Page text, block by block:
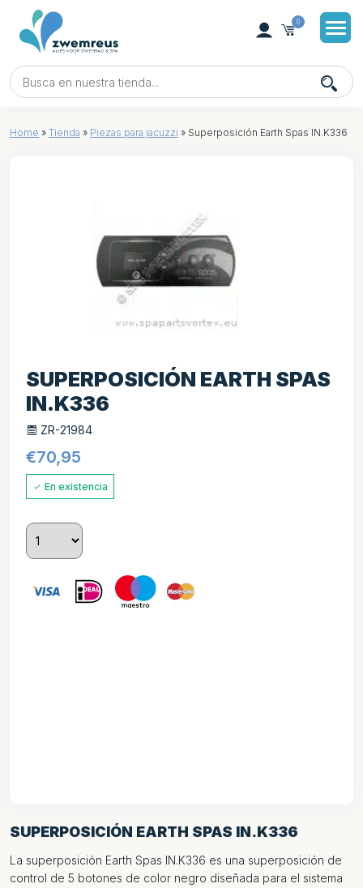
0
Home » Tienda » Piezas para jacuzzi » Superposición Earth Spas IN.K336
SUPERPOSICIÓN EARTH SPAS IN.K336
La superposición Earth Spas IN.K336 es una superposición de
control de 5 botones de color negro diseñada para el sistema
SUPERPOSICIÓN EARTH SPAS
IN.K336
ZR-21984
€70,95
En existencia